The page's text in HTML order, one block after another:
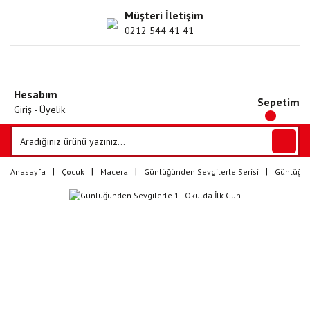
Müşteri İletişim
0212 544 41 41
Hesabım
Giriş - Üyelik
Sepetim
Anasayfa Çocuk Macera Günlüğünden Sevgilerle Serisi